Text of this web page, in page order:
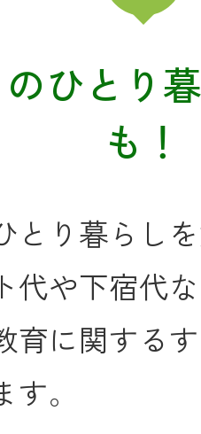
メールでのお
ひとり
も！
とり暮らし
代や下宿代
育に関する
。